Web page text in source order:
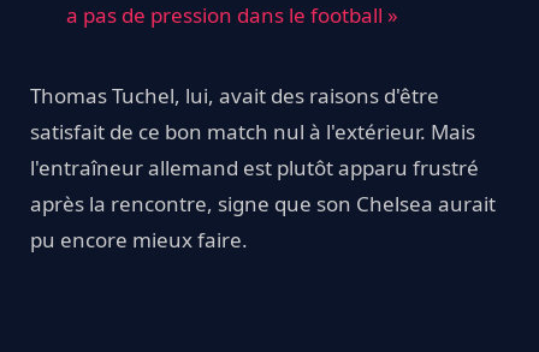
a pas de pression dans le football »
Thomas Tuchel, lui, avait des raisons d'être
satisfait de ce bon match nul à l'extérieur. Mais
l'entraîneur allemand est plutôt apparu frustré
après la rencontre, signe que son Chelsea aurait
pu encore mieux faire.